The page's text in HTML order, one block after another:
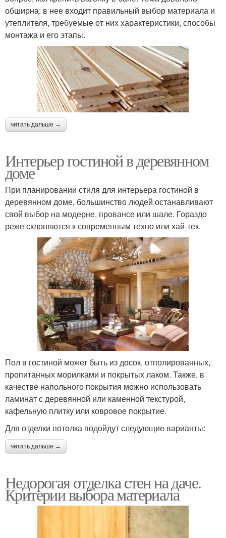
обширна: в нее входит правильный выбор материала и
утеплителя, требуемые от них характеристики, способы
монтажа и его этапы.
читать дальше →
Интерьер гостиной в деревянном
доме
При планировании стиля для интерьера гостиной в
деревянном доме, большинство людей останавливают
свой выбор на модерне, провансе или шале. Гораздо
реже склоняются к современным техно или хай-тек.
Пол в гостиной может быть из досок, отполированных,
пропитанных морилками и покрытых лаком. Также, в
качестве напольного покрытия можно использовать
ламинат с деревянной или каменной текстурой,
кафельную плитку или ковровое покрытие.
Для отделки потолка подойдут следующие варианты:
читать дальше →
Недорогая отделка стен на даче.
Критерии выбора материала